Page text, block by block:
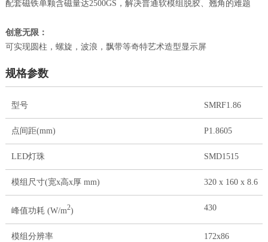
配套磁铁单颗含磁量达2500GS，解决普通软模组脱胶、翘角的难题
创意无限：
可实现圆柱，螺旋，波浪，飘带等奇特艺术造型显示屏
规格参数
型号 SMRF1.86
点间距(mm) P1.8605
LED灯珠 SMD1515
模组尺寸(宽x高x厚 mm) 320 x 160 x 8.6
峰值功耗 (W/m2) 430
模组分辨率 172x86